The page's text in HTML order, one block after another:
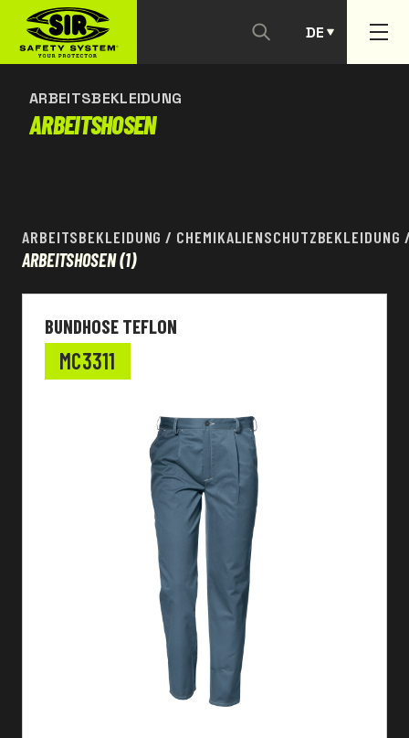
DE
PT
ARBEITSBEKLEIDUNG
ARBEITSHOSEN
ARBEITSBEKLEIDUNG / CHEMIKALIENSCHUTZBEKLEIDUNG
ARBEITSHOSEN(1)
BUNDHOSE TEFLON
MC3311
KONTAKTIEREN SIE UNS